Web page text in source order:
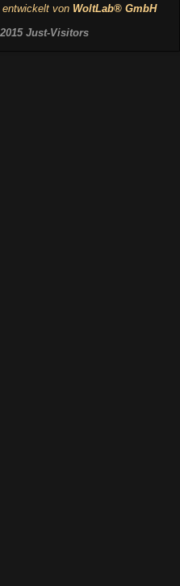
entwickelt von WoltLab® GmbH
Just-Visitors